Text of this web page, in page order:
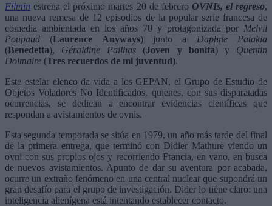
Filmin estrena el próximo martes 20 de febrero OVNIs, el regreso,
una nueva remesa de 12 episodios de la popular serie francesa de
comedia ambientada en los años 70 y protagonizada por Melvil
Poupaud (Laurence Anyways) junto a Daphne Patakia
(Benedetta), Géraldine Pailhas (Joven y bonita) y Quentin
Dolmaire (Tres recuerdos de mi juventud).
Este estelar elenco da vida a los GEPAN, el Grupo de Estudio de
Objetos Voladores No Identificados, quienes, con sus disparatadas
ocurrencias, se dedican a encontrar evidencias científicas que
respondan a avistamientos de ovnis.
Esta segunda temporada se sitúa en 1979, un año más tarde del final
de la primera entrega, que terminó con Didier Mathure viendo un
ovni con sus propios ojos y recorriendo Francia, en vano, en busca
de nuevos avistamientos. Apunto de dar su aventura por acabada,
ocurre un extraño fenómeno en una central nuclear que supondrá un
gran desafío para el grupo de investigación. Dider lo tiene claro: una
inteligencia alienígena está intentando establecer contacto.